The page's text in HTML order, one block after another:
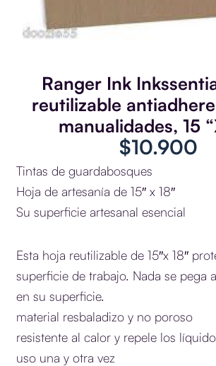
Ranger Ink
reutilizable
manualidades, 15
$10.900
Tintas de guardabosques
Hoja de artesanía de 15″ x 18″
Su superficie artesanal esencial
Esta hoja reutilizable de 15″x 18″
superficie de trabajo. Nada se pega
en su superficie.
material resbaladizo y no poroso
resistente al calor y repele los
uso una y otra vez